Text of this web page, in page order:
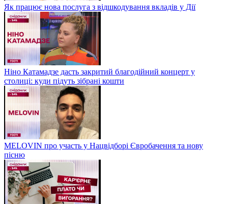
Як працює нова послуга з відшкодування вкладів у Дії
Ніно Катамадзе дасть закритий благодійний концерт у
столиці: куди підуть зібрані кошти
MELOVIN про участь у Нацвідборі Євробачення та нову
пісню